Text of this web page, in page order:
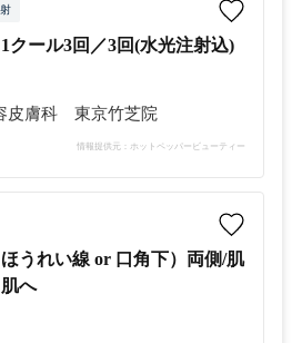
ール3回／3回(水光注射込)
皮膚科 東京竹芝院
情報提供元：ホットペッパービューティー
うれい線 or 口角下）両側/肌
へ